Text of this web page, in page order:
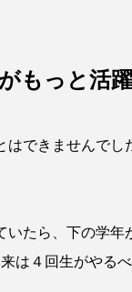
もっと活
きませんでし
たら、下の学年
来は４回生がや